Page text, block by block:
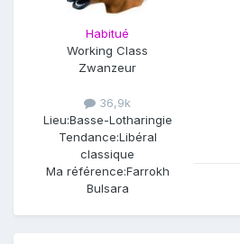
Habitué
Working Class
Zwanzeur
36,9k
Lieu:Basse-Lotharingie
Tendance:Libéral
classique
Ma référence:Farrokh
Bulsara